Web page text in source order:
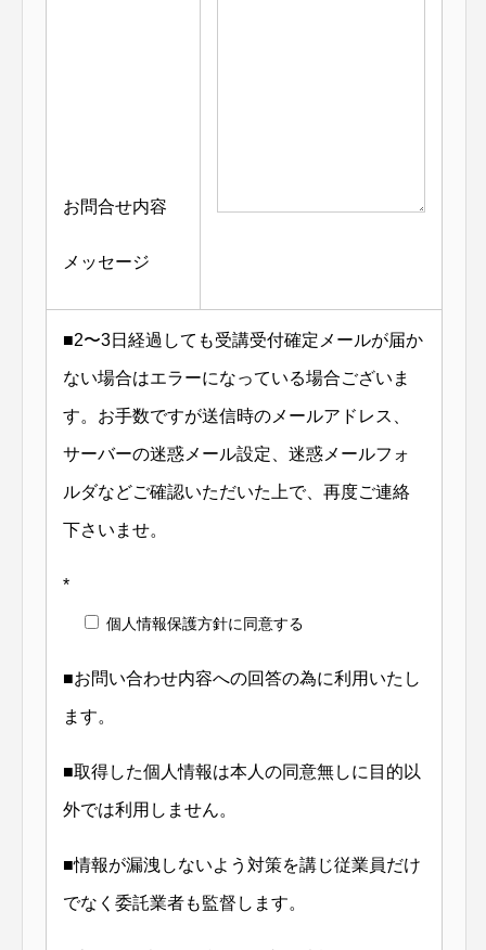
お問合せ内容
メッセージ
■2〜3日経過しても受講受付確定メールが届か
ない場合はエラーになっている場合ございま
す。お手数ですが送信時のメールアドレス、
サーバーの迷惑メール設定、迷惑メールフォ
ルダなどご確認いただいた上で、再度ご連絡
下さいませ。
*
個人情報保護方針に同意する
■お問い合わせ内容への回答の為に利用いたし
ます。
■取得した個人情報は本人の同意無しに目的以
外では利用しません。
■情報が漏洩しないよう対策を講じ従業員だけ
でなく委託業者も監督します。